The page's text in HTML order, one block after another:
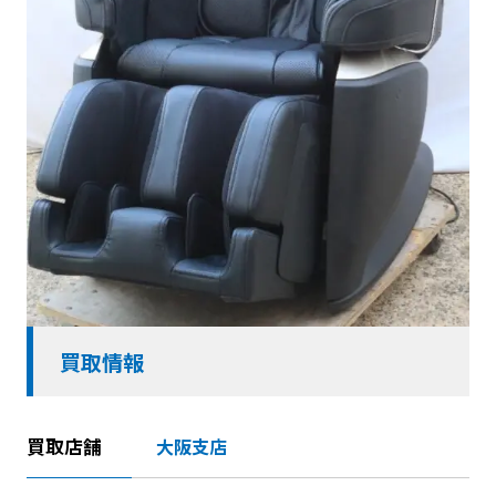
買取情報
買取店舗 大阪支店